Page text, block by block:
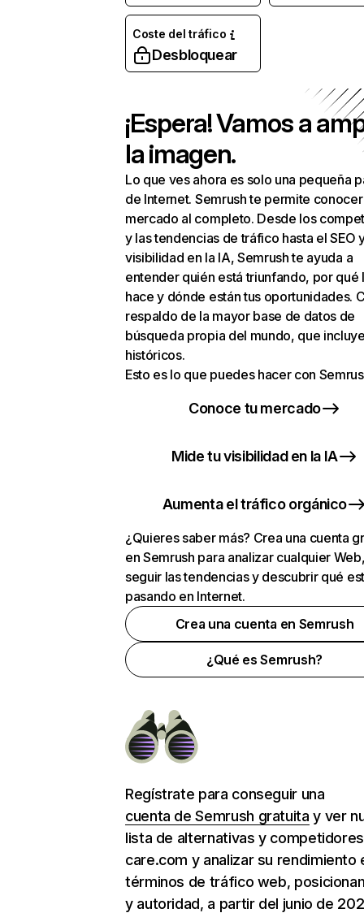
Coste del tráfico
Desbloquear
¡Espera! Vamos a
la imagen.
Lo que ves ahora es solo una pequeña
de Internet. Semrush te permite
mercado al completo. Desde los
y las tendencias de tráfico hasta el SEO
visibilidad en la IA, Semrush te ayuda a
entender quién está triunfando, por qué
hace y dónde están tus oportunidades.
respaldo de la mayor base de datos de
búsqueda propia del mundo, que
históricos.
Esto es lo que puedes hacer con
Conoce tu mercado
Mide tu visibilidad en la IA
Aumenta el tráfico orgánico
¿Quieres saber más? Crea una cuenta
en Semrush para analizar cualquier
seguir las tendencias y descubrir qué
pasando en Internet.
Crea una cuenta en Semrush
¿Qué es Semrush?
Regístrate para conseguir una
cuenta de Semrush gratuita y ver
lista de alternativas y
care.com y analizar su rendimiento
términos de tráfico web,
y autoridad, a partir del junio de